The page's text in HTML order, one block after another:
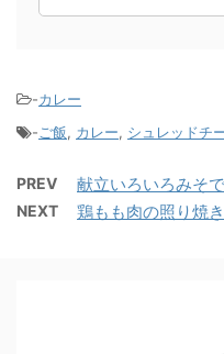
-カレー
-ご飯, カレー, シュレッドチ
PREV 献立いろいろみそ
NEXT 鶏もも肉の照り焼